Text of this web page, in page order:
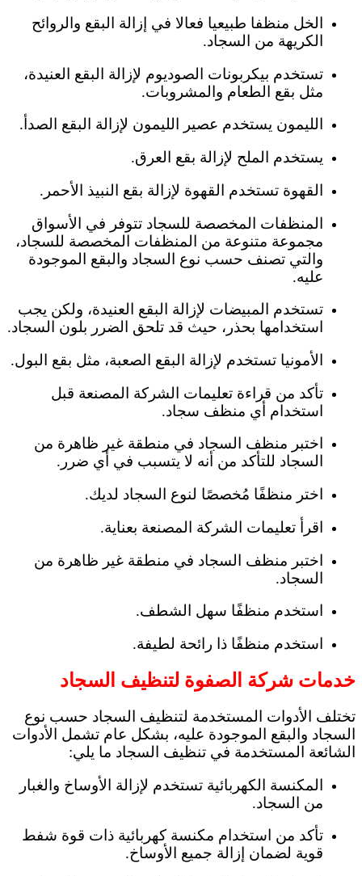
الخل منظفا طبيعيا فعالا في إزالة البقع والروائح
الكريهة من السجاد.
تستخدم بيكربونات الصوديوم لإزالة البقع العنيدة،
مثل بقع الطعام والمشروبات.
الليمون يستخدم عصير الليمون لإزالة البقع الصدأ.
يستخدم الملح لإزالة بقع العرق.
القهوة تستخدم القهوة لإزالة بقع النبيذ الأحمر.
المنظفات المخصصة للسجاد تتوفر في الأسواق
مجموعة متنوعة من المنظفات المخصصة للسجاد،
والتي تصنف حسب نوع السجاد والبقع الموجودة
عليه.
تستخدم المبيضات لإزالة البقع العنيدة، ولكن يجب
استخدامها بحذر، حيث قد تلحق الضرر بلون السجاد.
الأمونيا تستخدم لإزالة البقع الصعبة، مثل بقع البول.
تأكد من قراءة تعليمات الشركة المصنعة قبل
استخدام أي منظف سجاد.
اختبر منظف السجاد في منطقة غير ظاهرة من
السجاد للتأكد من أنه لا يتسبب في أي ضرر.
اختر منظفًا مُخصصًا لنوع السجاد لديك.
اقرأ تعليمات الشركة المصنعة بعناية.
اختبر منظف السجاد في منطقة غير ظاهرة من
السجاد.
استخدم منظفًا سهل الشطف.
استخدم منظفًا ذا رائحة لطيفة.
خدمات شركة الصفوة لتنظيف السجاد
تختلف الأدوات المستخدمة لتنظيف السجاد حسب نوع
السجاد والبقع الموجودة عليه، بشكل عام تشمل الأدوات
الشائعة المستخدمة في تنظيف السجاد ما يلي:
المكنسة الكهربائية تستخدم لإزالة الأوساخ والغبار
من السجاد.
تأكد من استخدام مكنسة كهربائية ذات قوة شفط
قوية لضمان إزالة جميع الأوساخ.